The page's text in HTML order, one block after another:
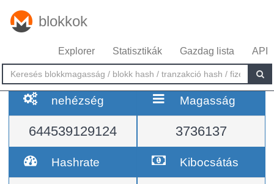
blokkok
Explorer Statisztikák Gazdag lista API
nehézség
644539129124
Magasság
3736137
Hashrate Kibocsátás